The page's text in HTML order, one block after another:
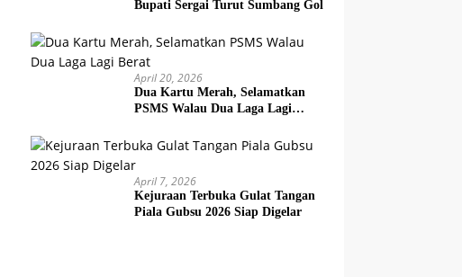
Bupati Sergai Turut Sumbang Gol
April 20, 2026
Dua Kartu Merah, Selamatkan
PSMS Walau Dua Laga Lagi
April 7, 2026
Kejuraan Terbuka Gulat Tangan
Piala Gubsu 2026 Siap Digelar